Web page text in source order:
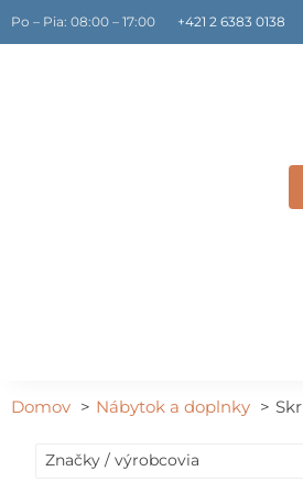
Preskočiť
na
Po – Pia: 08:00 – 17:00 +421 2 6383 0138
Domov Nábytok a doplnky
Značky / výrobcovia